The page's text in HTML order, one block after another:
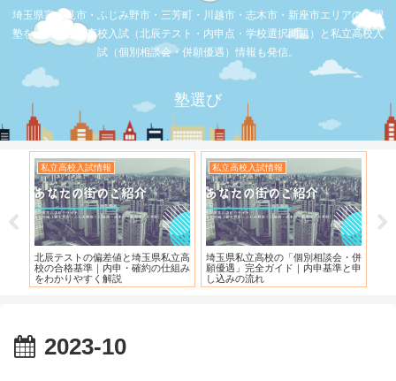
埼玉県富士見市・ふじみ野市・三芳町・川越市・志木市・新座市エリアの学習
塾を比較。公立高校入試（北辰テスト・内申点・学校選択問題）と私立高校入
試（個別相談会・併願優遇）情報も発信。
塾選び
私立高校入試情報
北辰テストの偏差値と埼玉県私立高
校の合格基準｜内申・確約の仕組み
をわかりやすく解説
私立高校入試情報
埼玉県私立高校の「個別相談会・併
願優遇」完全ガイド｜内申基準と申
し込みの流れ
2023-10